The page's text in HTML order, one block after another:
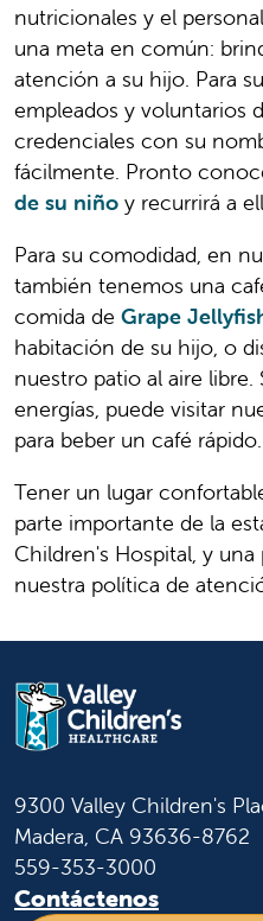
nutricionales y el
una meta en común:
atención a su hijo. Para
empleados y voluntarios
credenciales con su
fácilmente. Pronto
de su niño y recurrirá a
Para su comodidad, en
también tenemos una
comida de Grape
habitación de su hijo, o
nuestro patio al aire libre.
energías, puede visitar
para beber un café rápido.
Tener un lugar
parte importante de la
Children's Hospital, y
nuestra política de
9300 Valley Children's
Madera, CA 93636-8762
559-353-3000
Contáctenos